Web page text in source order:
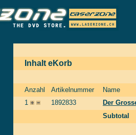
Inhalt eKorb
Anzahl Artikelnummer
Name
1
1892833
Der
Subtotal